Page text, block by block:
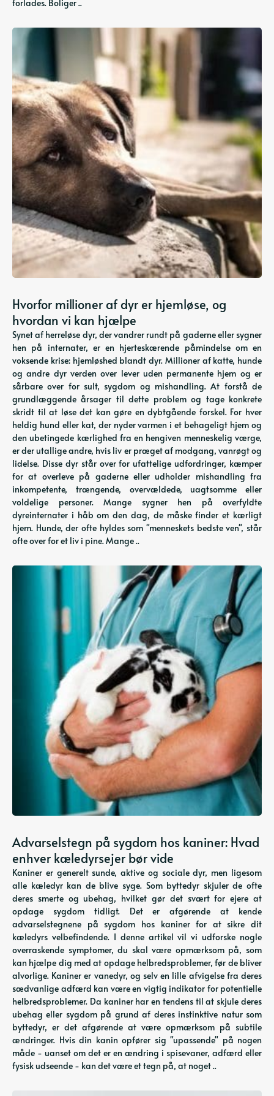
forlades. Boliger ..
Hvorfor millioner af dyr er hjemløse, og
hvordan vi kan hjælpe
Synet af herreløse dyr, der vandrer rundt på gaderne eller sygner
hen på internater, er en hjerteskærende påmindelse om en
voksende krise: hjemløshed blandt dyr. Millioner af katte, hunde
og andre dyr verden over lever uden permanente hjem og er
sårbare over for sult, sygdom og mishandling. At forstå de
grundlæggende årsager til dette problem og tage konkrete
skridt til at løse det kan gøre en dybtgående forskel. For hver
heldig hund eller kat, der nyder varmen i et behageligt hjem og
den ubetingede kærlighed fra en hengiven menneskelig værge,
er der utallige andre, hvis liv er præget af modgang, vanrøgt og
lidelse. Disse dyr står over for ufattelige udfordringer, kæmper
for at overleve på gaderne eller udholder mishandling fra
inkompetente, trængende, overvældede, uagtsomme eller
voldelige personer. Mange sygner hen på overfyldte
dyreinternater i håb om den dag, de måske finder et kærligt
hjem. Hunde, der ofte hyldes som "menneskets bedste ven", står
ofte over for et liv i pine. Mange ..
Advarselstegn på sygdom hos kaniner: Hvad
enhver kæledyrsejer bør vide
Kaniner er generelt sunde, aktive og sociale dyr, men ligesom
alle kæledyr kan de blive syge. Som byttedyr skjuler de ofte
deres smerte og ubehag, hvilket gør det svært for ejere at
opdage sygdom tidligt. Det er afgørende at kende
advarselstegnene på sygdom hos kaniner for at sikre dit
kæledyrs velbefindende. I denne artikel vil vi udforske nogle
overraskende symptomer, du skal være opmærksom på, som
kan hjælpe dig med at opdage helbredsproblemer, før de bliver
alvorlige. Kaniner er vanedyr, og selv en lille afvigelse fra deres
sædvanlige adfærd kan være en vigtig indikator for potentielle
helbredsproblemer. Da kaniner har en tendens til at skjule deres
ubehag eller sygdom på grund af deres instinktive natur som
byttedyr, er det afgørende at være opmærksom på subtile
ændringer. Hvis din kanin opfører sig "upassende" på nogen
måde - uanset om det er en ændring i spisevaner, adfærd eller
fysisk udseende - kan det være et tegn på, at noget ..